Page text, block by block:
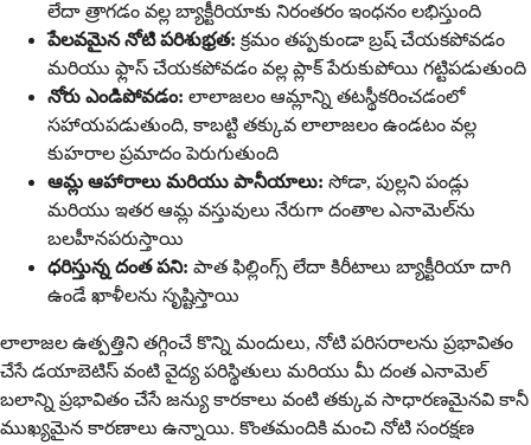
లేదా త్రాగడం వల్ల బ్యాక్టీరియాకు నిరంతరం ఇంధనం లభిస్తుంది
పేలవమైన నోటి పరిశుభ్రత: క్రమం తప్పకుండా బ్రష్ చేయకపోవడం
మరియు ఫ్లాస్ చేయకపోవడం వల్ల ప్లాక్ పేరుకుపోయి గట్టిపడుతుంది
నోరు ఎండిపోవడం: లాలాజలం ఆమ్లాన్ని తటస్థీకరించడంలో
సహాయపడుతుంది, కాబట్టి తక్కువ లాలాజలం ఉండటం వల్ల
కుహరాల ప్రమాదం పెరుగుతుంది
ఆమ్ల ఆహారాలు మరియు పానీయాలు: సోడా, పుల్లని పండ్లు
మరియు ఇతర ఆమ్ల వస్తువులు నేరుగా దంతాల ఎనామెల్‌ను
బలహీనపరుస్తాయి
ధరిస్తున్న దంత పని: పాత ఫిల్లింగ్స్ లేదా కిరీటాలు బ్యాక్టీరియా దాగి
ఉండే ఖాళీలను సృష్టిస్తాయి
లాలాజల ఉత్పత్తిని తగ్గించే కొన్ని మందులు, నోటి పరిసరాలను ప్రభావితం
చేసే డయాబెటిస్ వంటి వైద్య పరిస్థితులు మరియు మీ దంత ఎనామెల్
బలాన్ని ప్రభావితం చేసే జన్యు కారకాలు వంటి తక్కువ సాధారణమైనవి కానీ
ముఖ్యమైన కారణాలు ఉన్నాయి. కొంతమందికి మంచి నోటి సంరక్షణ